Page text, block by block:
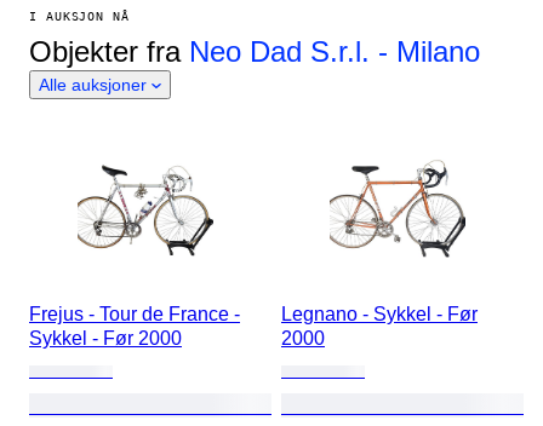
I AUKSJON NÅ
Objekter fra Neo Dad S.r.l. - Milano
Alle auksjoner
Frejus - Tour de France -
Sykkel - Før 2000
Legnano - Sykkel - Før
2000